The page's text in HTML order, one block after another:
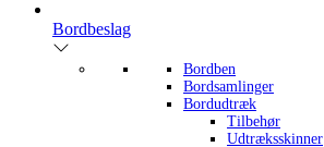
Bordbeslag
Bordben
Bordsamlinger
Bordudtræk
Tilbehør
Udtræksskinner